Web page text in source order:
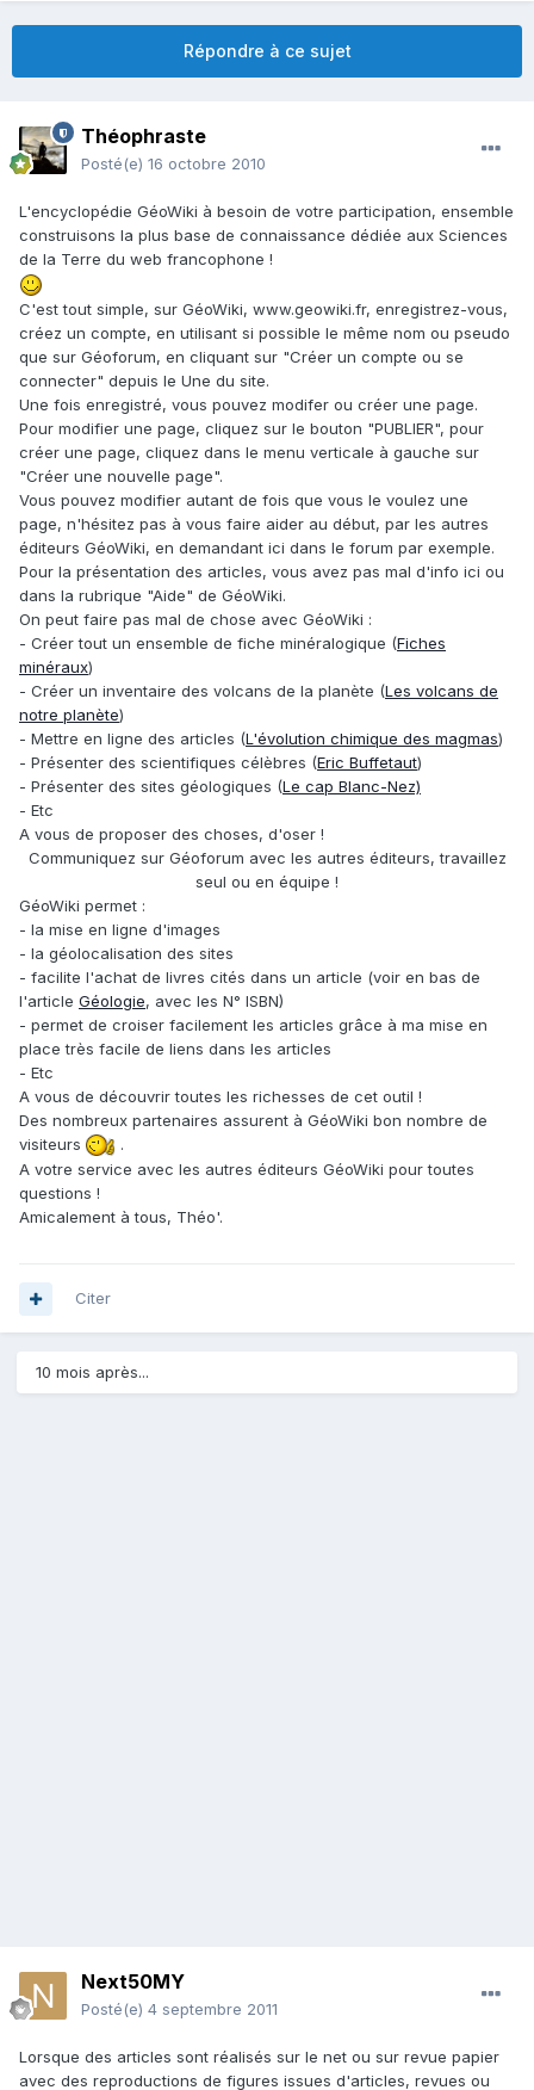
Répondre à ce sujet
Théophraste
Posté(e) 16 octobre 2010
L'encyclopédie GéoWiki à besoin de votre participation, ensemble
construisons la plus base de connaissance dédiée aux Sciences
de la Terre du web francophone !
C'est tout simple, sur GéoWiki, www.geowiki.fr, enregistrez-vous,
créez un compte, en utilisant si possible le même nom ou pseudo
que sur Géoforum, en cliquant sur "Créer un compte ou se
connecter" depuis le Une du site.
Une fois enregistré, vous pouvez modifer ou créer une page.
Pour modifier une page, cliquez sur le bouton "PUBLIER", pour
créer une page, cliquez dans le menu verticale à gauche sur
"Créer une nouvelle page".
Vous pouvez modifier autant de fois que vous le voulez une
page, n'hésitez pas à vous faire aider au début, par les autres
éditeurs GéoWiki, en demandant ici dans le forum par exemple.
Pour la présentation des articles, vous avez pas mal d'info ici ou
dans la rubrique "Aide" de GéoWiki.
On peut faire pas mal de chose avec GéoWiki :
- Créer tout un ensemble de fiche minéralogique (Fiches
minéraux)
- Créer un inventaire des volcans de la planète (Les volcans de
notre planète)
- Mettre en ligne des articles (L'évolution chimique des magmas)
- Présenter des scientifiques célèbres (Eric Buffetaut)
- Présenter des sites géologiques (Le cap Blanc-Nez)
- Etc
A vous de proposer des choses, d'oser !
Communiquez sur Géoforum avec les autres éditeurs, travaillez
seul ou en équipe !
GéoWiki permet :
- la mise en ligne d'images
- la géolocalisation des sites
- facilite l'achat de livres cités dans un article (voir en bas de
l'article Géologie, avec les N° ISBN)
- permet de croiser facilement les articles grâce à ma mise en
place très facile de liens dans les articles
- Etc
A vous de découvrir toutes les richesses de cet outil !
Des nombreux partenaires assurent à GéoWiki bon nombre de
visiteurs
.
A votre service avec les autres éditeurs GéoWiki pour toutes
questions !
Amicalement à tous, Théo'.
Citer
10 mois après...
Next50MY
Posté(e) 4 septembre 2011
Lorsque des articles sont réalisés sur le net ou sur revue papier
avec des reproductions de figures issues d'articles, revues ou